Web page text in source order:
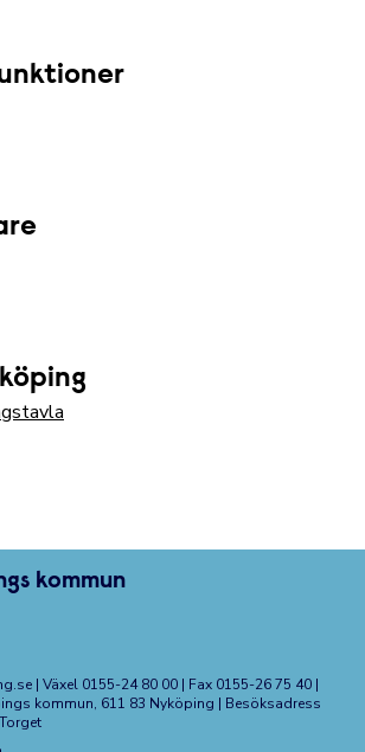
kommun
| Växel 0155-24 80 00 | Fax 0155-26 75 40 |
kommun, 611 83 Nyköping | Besöksadress